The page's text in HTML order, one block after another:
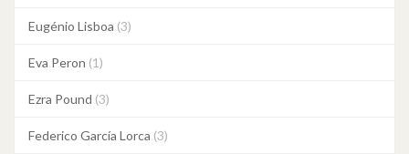
Eugénio Lisboa (3)
Eva Peron (1)
Ezra Pound (3)
Federico García Lorca (3)